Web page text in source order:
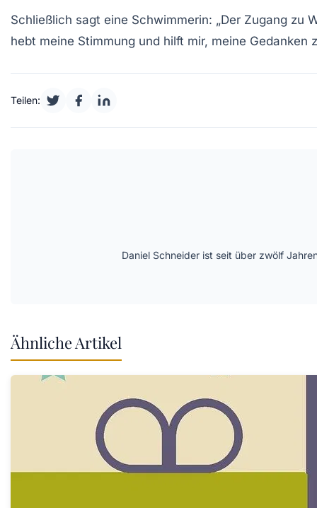
Schließlich sagt eine Schwimmerin: „Der Zugang zu
hebt meine Stimmung und hilft mir, meine Gedanken
Teilen:
Daniel Schneider ist seit über zwölf
Ähnliche Artikel